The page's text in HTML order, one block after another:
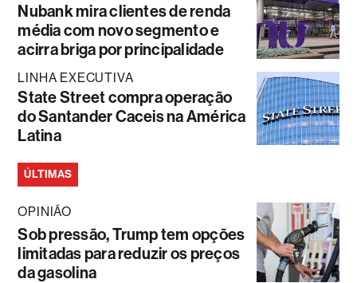
Nubank mira clientes de renda
média com novo segmento e
acirra briga por principalidade
LINHA EXECUTIVA
State Street compra operação
do Santander Caceis na América
Latina
ÚLTIMAS
OPINIÃO
Sob pressão, Trump tem opções
limitadas para reduzir os preços
da gasolina